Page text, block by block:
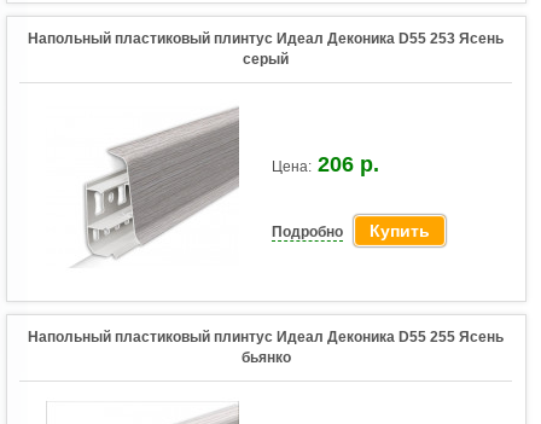
Напольный пластиковый плинтус Идеал Деконика D55 253 Ясень
серый
Цена: 206 р.
Подробно Купить
Напольный пластиковый плинтус Идеал Деконика D55 255 Ясень
бьянко